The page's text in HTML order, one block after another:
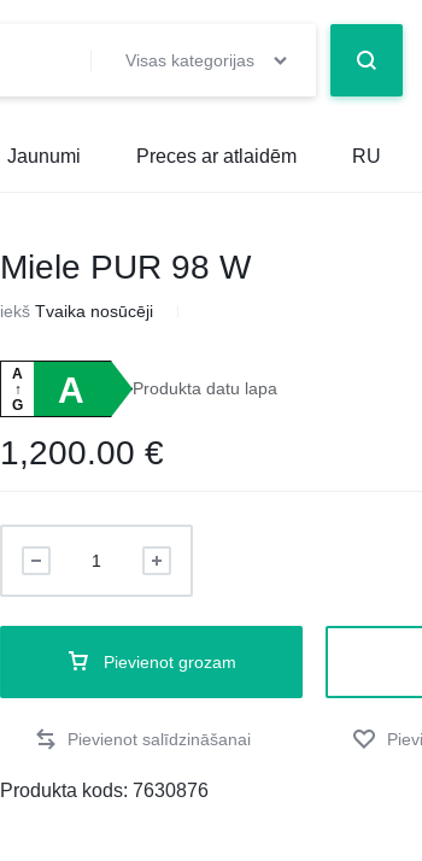
Visas kategorijas
Jaunumi Preces ar atlaidēm RU
Miele PUR 98 W
iekšTvaika nosūcēji
A
↑
G
A Produkta datu lapa
1,200.00€
Pievienot grozam
Produkta kods:7630876